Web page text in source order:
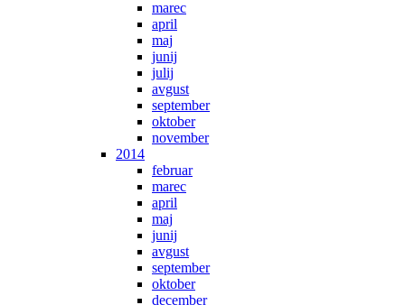
marec
april
maj
junij
julij
avgust
september
oktober
november
2014
februar
marec
april
maj
junij
avgust
september
oktober
december